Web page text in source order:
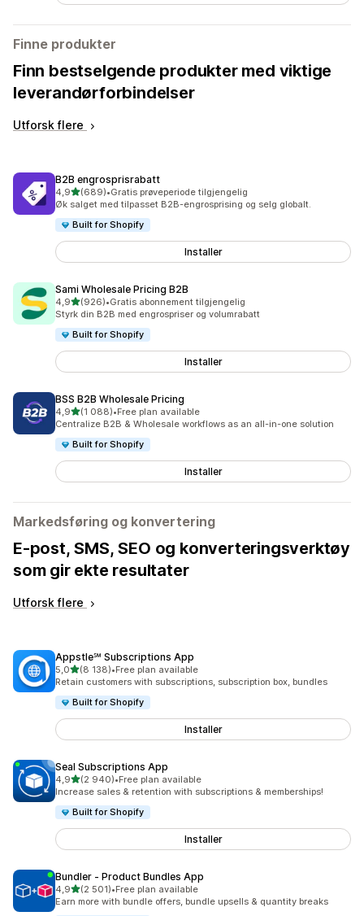
Finne produkter
Finn bestselgende produkter med viktige
leverandørforbindelser
Utforsk flere
B2B engrosprisrabatt
4,9av 5 stjerner
(689)
Totalt 689 omtaler
•Gratis prøveperiode tilgjengelig
Øk salget med tilpasset B2B-engrosprising og selg globalt.
Built for Shopify
Installer
Sami Wholesale Pricing B2B
4,9av 5 stjerner
(926)
Totalt 926 omtaler
•Gratis abonnement tilgjengelig
Styrk din B2B med engrospriser og volumrabatt
Built for Shopify
Installer
BSS B2B Wholesale Pricing
4,9av 5 stjerner
(1 088)
Totalt 1088 omtaler
•Free plan available
Centralize B2B & Wholesale workflows as an all-in-one solution
Built for Shopify
Installer
Markedsføring og konvertering
E-post, SMS, SEO og konverteringsverktøy
som gir ekte resultater
Utforsk flere
Appstle℠ Subscriptions App
5,0av 5 stjerner
(8 138)
Totalt 8138 omtaler
•Free plan available
Retain customers with subscriptions, subscription box, bundles
Built for Shopify
Installer
Seal Subscriptions App
4,9av 5 stjerner
(2 940)
Totalt 2940 omtaler
•Free plan available
Increase sales & retention with subscriptions & memberships!
Built for Shopify
Installer
Bundler ‑ Product Bundles App
4,9av 5 stjerner
(2 501)
Totalt 2501 omtaler
•Free plan available
Earn more with bundle offers, bundle upsells & quantity breaks